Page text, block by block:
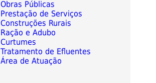
Obras Públicas
Prestação de Serviços
Construções Rurais
Ração e Adubo
Curtumes
Tratamento de Efluentes
Área de Atuação